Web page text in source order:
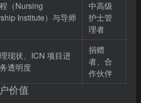
（Nursing
Institute）与导师
中高级
护士管
理者
现状、ICN 项目进
透明度
捐赠
者、合
作伙伴
价值